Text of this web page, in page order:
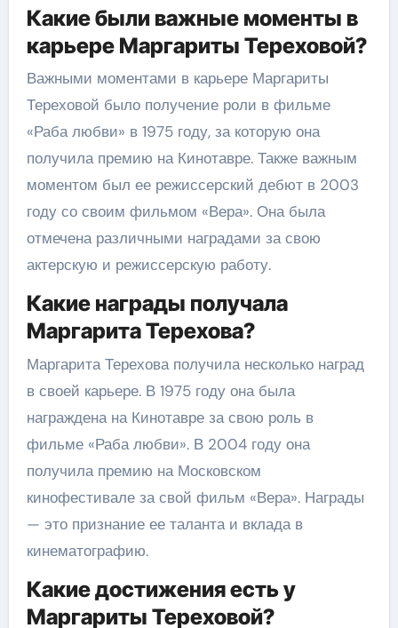
Какие были важные моменты в
карьере Маргариты Тереховой?
Важными моментами в карьере Маргариты
Тереховой было получение роли в фильме
«Раба любви» в 1975 году, за которую она
получила премию на Кинотавре. Также важным
моментом был ее режиссерский дебют в 2003
году со своим фильмом «Вера». Она была
отмечена различными наградами за свою
актерскую и режиссерскую работу.
Какие награды получала
Маргарита Терехова?
Маргарита Терехова получила несколько наград
в своей карьере. В 1975 году она была
награждена на Кинотавре за свою роль в
фильме «Раба любви». В 2004 году она
получила премию на Московском
кинофестивале за свой фильм «Вера». Награды
— это признание ее таланта и вклада в
кинематографию.
Какие достижения есть у
Маргариты Тереховой?